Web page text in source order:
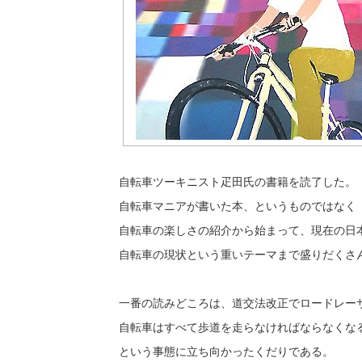
自転車ツーキニスト疋田氏の書籍を読了した。
自転車マニアが書いた本、というものではなく
自転車の楽しさの紹介から始まって、現在の日
自転車の現状という重いテーマまで盛りだくさ
一番の読みどころは、道交法改正でロードレー
自転車はすべて歩道を走らなければならなくな
という事態に立ち向かったくだりである。